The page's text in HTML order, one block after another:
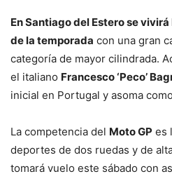
En Santiago del Estero se
de la temporada con una gran
categoría de mayor cilindrada.
el italiano Francesco ‘Peco’
inicial en Portugal y asoma
La competencia del Moto GP es
deportes de dos ruedas y de
tomará vuelo este sábado con